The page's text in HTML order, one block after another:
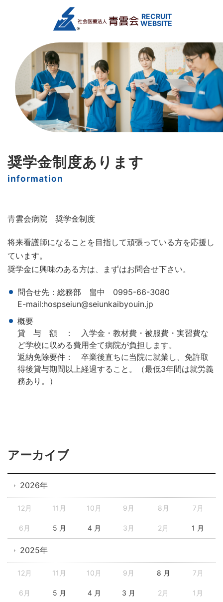
奨学金制度あります
青雲会病院 奨学金制度
将来看護師になることを目指して頑張っている方を応援し
ています。
奨学金に興味のある方は、まずはお問合せ下さい。
問合せ先：総務部 畠中 0995-66-3080
E-mail:hospseiun@seiunkaibyouin.jp
概要
貸 与 額 ： 入学金・教材費・被服費・実習費な
ど学校に収める費用全て病院が負担します。
返納免除要件： 卒業後直ちに当院に就業し、免許取
得後貸与期間以上経過すること。（最低3年間は就労義
務あり。）
アーカイブ
2026年
12月 11月 10月 9月 8月 7月
6月 5 月 4 月 3月 2月 1 月
2025年
12月 11月 10月 9月 8 月 7月
6月 5 月 4 月 3 月 2月 1月